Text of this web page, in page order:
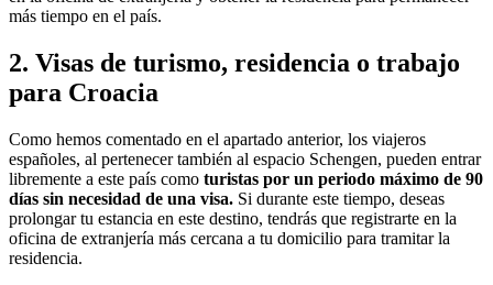
más tiempo en el país.
2. Visas de turismo, residencia o trabajo
para Croacia
Como hemos comentado en el apartado anterior, los viajeros
españoles, al pertenecer también al espacio Schengen, pueden entrar
libremente a este país como turistas por un periodo máximo de 90
días sin necesidad de una visa. Si durante este tiempo, deseas
prolongar tu estancia en este destino, tendrás que registrarte en la
oficina de extranjería más cercana a tu domicilio para tramitar la
residencia.